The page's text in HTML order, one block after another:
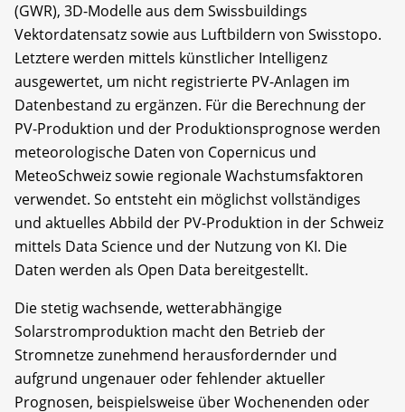
(GWR), 3D-Modelle aus dem Swissbuildings
Vektordatensatz sowie aus Luftbildern von Swisstopo.
Letztere werden mittels künstlicher Intelligenz
ausgewertet, um nicht registrierte PV-Anlagen im
Datenbestand zu ergänzen. Für die Berechnung der
PV-Produktion und der Produktionsprognose werden
meteorologische Daten von Copernicus und
MeteoSchweiz sowie regionale Wachstumsfaktoren
verwendet. So entsteht ein möglichst vollständiges
und aktuelles Abbild der PV-Produktion in der Schweiz
mittels Data Science und der Nutzung von KI. Die
Daten werden als Open Data bereitgestellt.
Die stetig wachsende, wetterabhängige
Solarstromproduktion macht den Betrieb der
Stromnetze zunehmend herausfordernder und
aufgrund ungenauer oder fehlender aktueller
Prognosen, beispielsweise über Wochenenden oder